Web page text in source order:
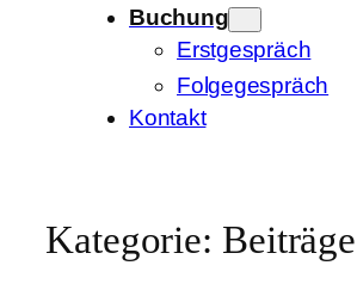
Buchung
Erstgespräch
Folgegespräch
Kontakt
Kategorie: Beiträge